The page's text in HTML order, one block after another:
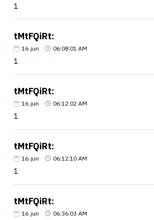
1
tMtFQiRt:
16 jun 06:08:01 AM
1
tMtFQiRt:
16 jun 06:12:02 AM
1
tMtFQiRt:
16 jun 06:12:10 AM
1
tMtFQiRt:
16 jun 06:36:03 AM